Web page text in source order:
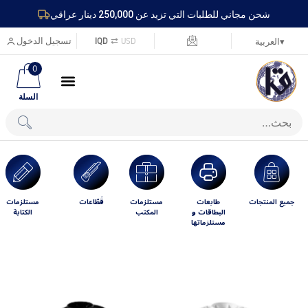
شحن مجاني للطلبات التي تزيد عن 250,000 دينار عراقي
تسجيل الدخول IQD ⇄ USD العربية▾
0
السلة
جميع المنتجات طابعات
البطاقات و
مستلزماتها
مستلزمات
المكتب
قَطّاعات مستلزمات
الكتابة